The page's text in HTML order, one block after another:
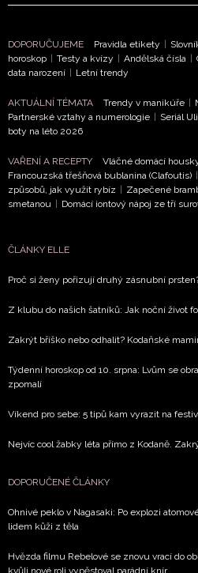
podmínkami společnosti
ochrany soukromí-
Vašimi údaji pracovat zejména
informace od našich
zpracováním údajů k tomuto
DOPORUČUJEME Pravidla etikety |
horoskop | Testy a kvízy | Andělská čísla |
data narození | Letní trendy
AKTUÁLNÍ TÉMATA Trendy v manikúře |
Partnerské vztahy a numerologie | Seriál
boty na léto 2026
VAŘENÍ A RECEPTY Vláčné domácí
Francouzská třešňová bublanina (Clafoutis) |
způsobů, jak využít rybíz | Zapečené
smetanou | Domácí iontový nápoj ze tří
ČLÁNKY ELLE
Proč si ženy pořizují druhý zásnubní
Z klubu do našich šatníků: Jak noční život
Zakrýt bříško nebo odhalit? Kodaňské
Týdenní horoskop od 10. srpna: Lvům se
zpomalí
Víkend pro sebe: 5 tipů kam vyrazit na
Nejvíc cool žabky léta přímo z Kodaně.
DOPORUČENÉ ČLÁNKY
Ohnivé peklo v Nagasaki: Po explozi
lidem kůži z těla
Hvězda filmu Rebelové se znovu vrací do
kvůli nové roli vypěstoval parádní knír